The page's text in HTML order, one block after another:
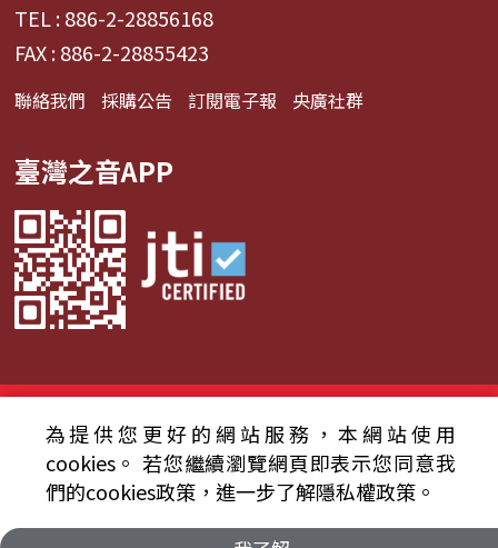
TEL : 886-2-28856168
FAX : 886-2-28855423
聯絡我們 採購公告 訂閱電子報 央廣社群
臺灣之音APP
© 2024財團法人中央廣播電臺 版權所有
資通安全政策聲明
服務條款 隱私權條款
為提供您更好的網站服務，本網站使用
cookies。 若您繼續瀏覽網頁即表示您同意我
們的cookies政策，進一步了解隱私權政策。